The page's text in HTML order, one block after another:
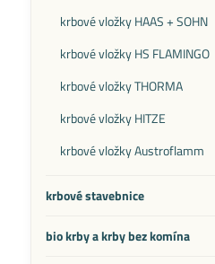
krbové vložky HAAS + SOHN
krbové vložky HS FLAMINGO
krbové vložky THORMA
krbové vložky HITZE
krbové vložky Austroflamm
krbové stavebnice
bio krby a krby bez komína